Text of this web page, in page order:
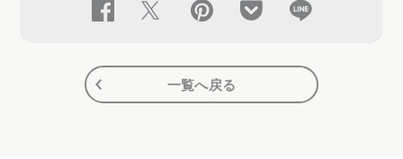
一覧へ戻る